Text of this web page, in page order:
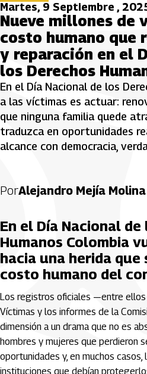
Martes, 9 Septiembre ,
Nueve millones de
costo humano que
y reparación en el
los Derechos
En el Día Nacional de los
a las víctimas es actuar:
que ninguna familia quede
traduzca en oportunidades
alcance con democracia,
PorAlejandro Mejía Molina
En el Día Nacional de
Humanos Colombia
hacia una herida
costo humano del
Los registros oficiales —entre ellos
Víctimas y los informes de la
dimensión a un drama que no es
hombres y mujeres que perdieron
oportunidades y, en muchos casos,
instituciones que debían